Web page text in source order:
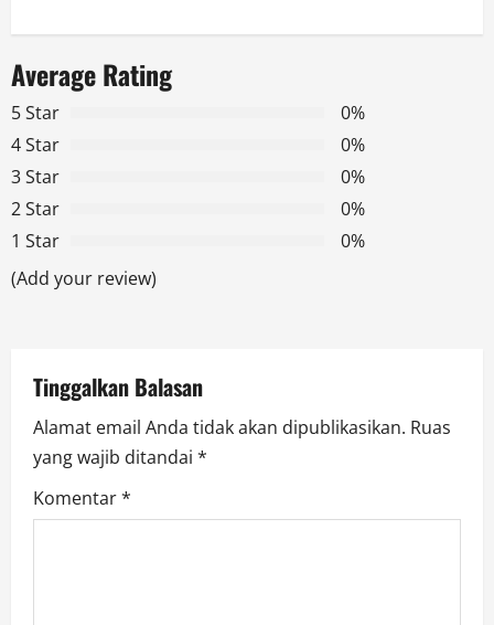
v
i
g
a
t
i
n
Average Rating
5 Star
0%
4 Star
0%
3 Star
0%
2 Star
0%
1 Star
0%
(Add your review)
Tinggalkan Balasan
Alamat email Anda tidak akan dipublikasikan. Ruas
yang wajib ditandai *
Komentar*